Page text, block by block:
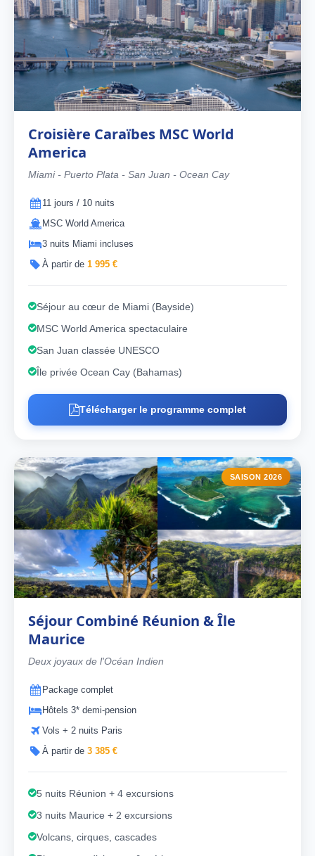
Croisière Caraïbes MSC World
America
Miami - Puerto Plata - San Juan - Ocean Cay
11 jours / 10 nuits
MSC World America
3 nuits Miami incluses
À partir de 1 995 €
Séjour au cœur de Miami (Bayside)
MSC World America spectaculaire
San Juan classée UNESCO
Île privée Ocean Cay (Bahamas)
Télécharger le programme complet
SAISON 2026
Séjour Combiné Réunion & Île
Maurice
Deux joyaux de l'Océan Indien
Package complet
Hôtels 3* demi-pension
Vols + 2 nuits Paris
À partir de 3 385 €
5 nuits Réunion + 4 excursions
3 nuits Maurice + 2 excursions
Volcans, cirques, cascades